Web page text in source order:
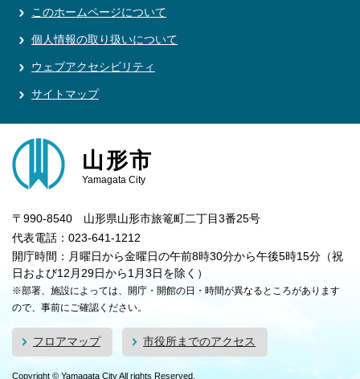
このホームページについて
個人情報の取り扱いについて
ウェブアクセシビリティ
サイトマップ
山形市
Yamagata City
〒990-8540 山形県山形市旅篭町二丁目3番25号
代表電話：023-641-1212
開庁時間：月曜日から金曜日の午前8時30分から午後5時15分（祝
日および12月29日から1月3日を除く）
※部署、施設によっては、開庁・開館の日・時間が異なるところがあります
ので、事前にご確認ください。
フロアマップ 市役所までのアクセス
Copyright © Yamagata City All rights Reserved.